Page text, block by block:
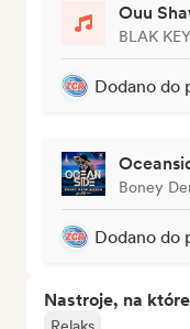
Ouu
BLAK
Dodano do
Boney
Dodano do
Nastroje, na